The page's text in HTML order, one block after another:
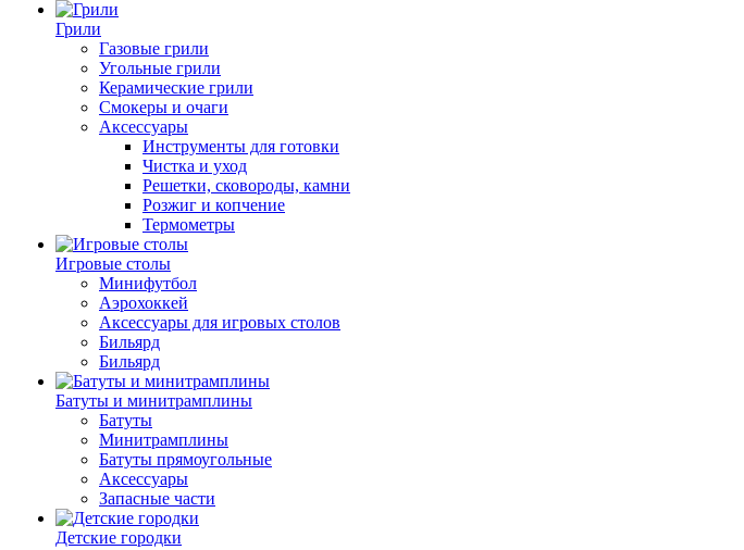
Грили
Газовые грили
Угольные грили
Керамические грили
Смокеры и очаги
Аксессуары
Инструменты для готовки
Чистка и уход
Решетки, сковороды, камни
Розжиг и копчение
Термометры
Игровые столы
Минифутбол
Аэрохоккей
Аксессуары для игровых столов
Бильяpд
Бильяpд
Батуты и минитрамплины
Батуты
Минитрамплины
Батуты прямоугольные
Аксессуары
Запасные части
Детские городки